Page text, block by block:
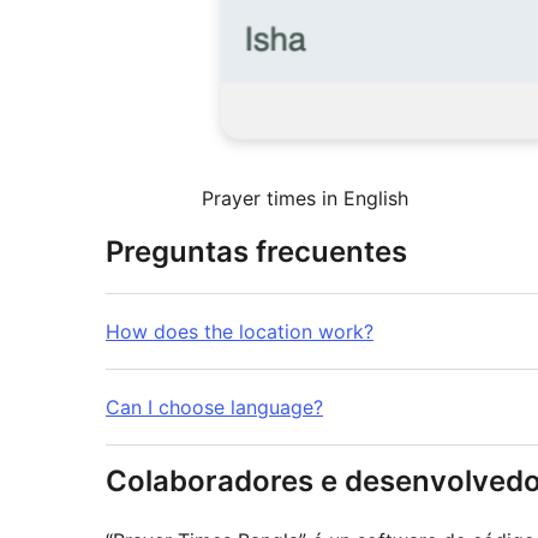
Prayer times in English
Preguntas frecuentes
How does the location work?
Can I choose language?
Colaboradores e